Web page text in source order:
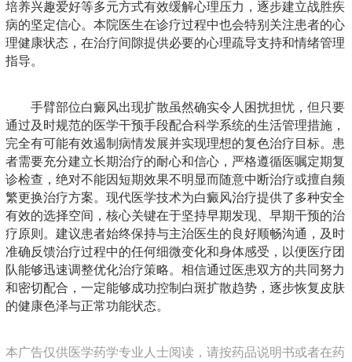
培养兴趣爱好等多元方式有效缓解心理压力，逐步建立战胜疾
病的坚定信心。本院医生在诊疗过程中也会特别关注患者的心
理健康状态，在治疗间隙提供必要的心理疏导支持和情绪管理
指导。
手臂部位白癜风出现扩散虽然确实令人困扰担忧，但只要
通过及时规范的医学干预手段配合科学系统的生活管理措施，
完全有可能有效遏制病情发展并实现理想的复色治疗目标。患
者需要充分建立长期治疗的耐心和信心，严格遵循医嘱定期复
诊检查，绝对不能因短期效果不明显而随意中断治疗或擅自频
繁更换治疗方案。现代医学技术为白癜风治疗提供了多种安全
有效的选择空间，核心关键在于坚持早期发现、早期干预的治
疗原则。建议患者始终保持与主治医生的良好顺畅沟通，及时
准确反馈治疗过程中的任何细微变化和身体感受，以便医疗团
队能够迅速调整优化治疗策略。相信通过医患双方的共同努力
和密切配合，一定能够成功控制白斑扩散趋势，逐步恢复皮肤
的健康色泽与正常功能状态。
本广告仅供医学药学专业人士阅读，请按药品说明书或者在药